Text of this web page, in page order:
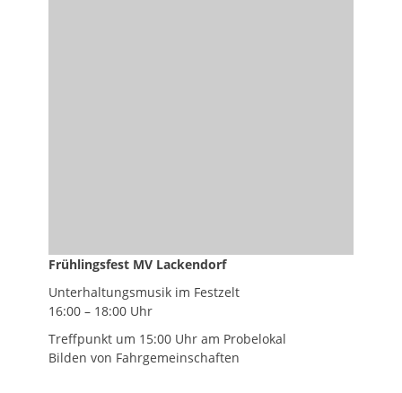
Frühlingsfest MV Lackendorf
Unterhaltungsmusik im Festzelt
16:00 – 18:00 Uhr
Treffpunkt um 15:00 Uhr am Probelokal
Bilden von Fahrgemeinschaften